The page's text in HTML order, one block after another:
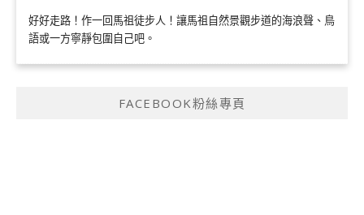
好好走路！作一回馬祖徒步人！讓馬祖自然景觀步道的海浪聲、鳥
語或一方寧靜包圍自己吧。
FACEBOOK粉絲專頁